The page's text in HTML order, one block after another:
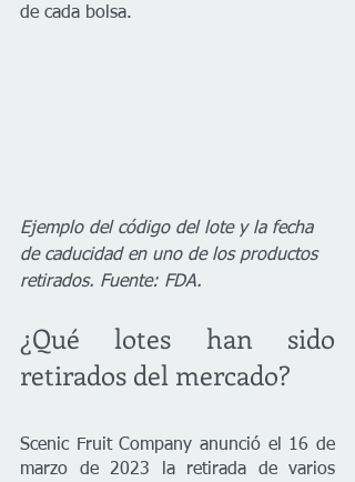
de cada bolsa.
Ejemplo del código del lote y la fecha
de caducidad en uno de los productos
retirados. Fuente: FDA.
¿Qué lotes han sido
retirados del mercado?
Scenic Fruit Company anunció el 16 de
marzo de 2023 la retirada de varios